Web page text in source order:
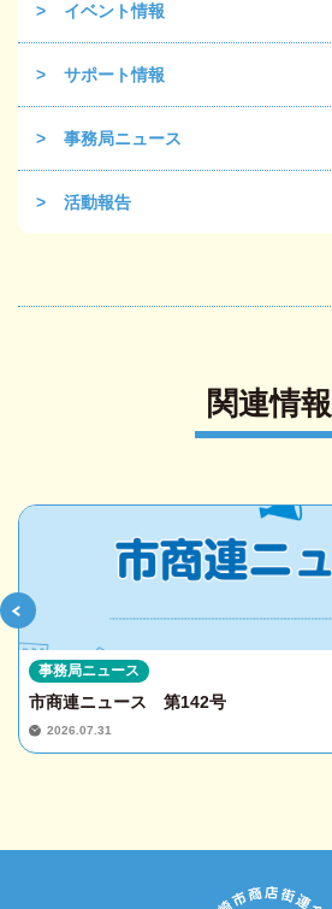
イベント情報
サポート情報
事務局ニュース
活動報告
関連情報
市商連ニュース 第142号
2026.07.31
事務局ニュース